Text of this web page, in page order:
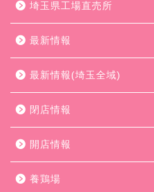
埼玉県工場直売所
最新情報
最新情報(埼玉全域)
閉店情報
開店情報
養鶏場